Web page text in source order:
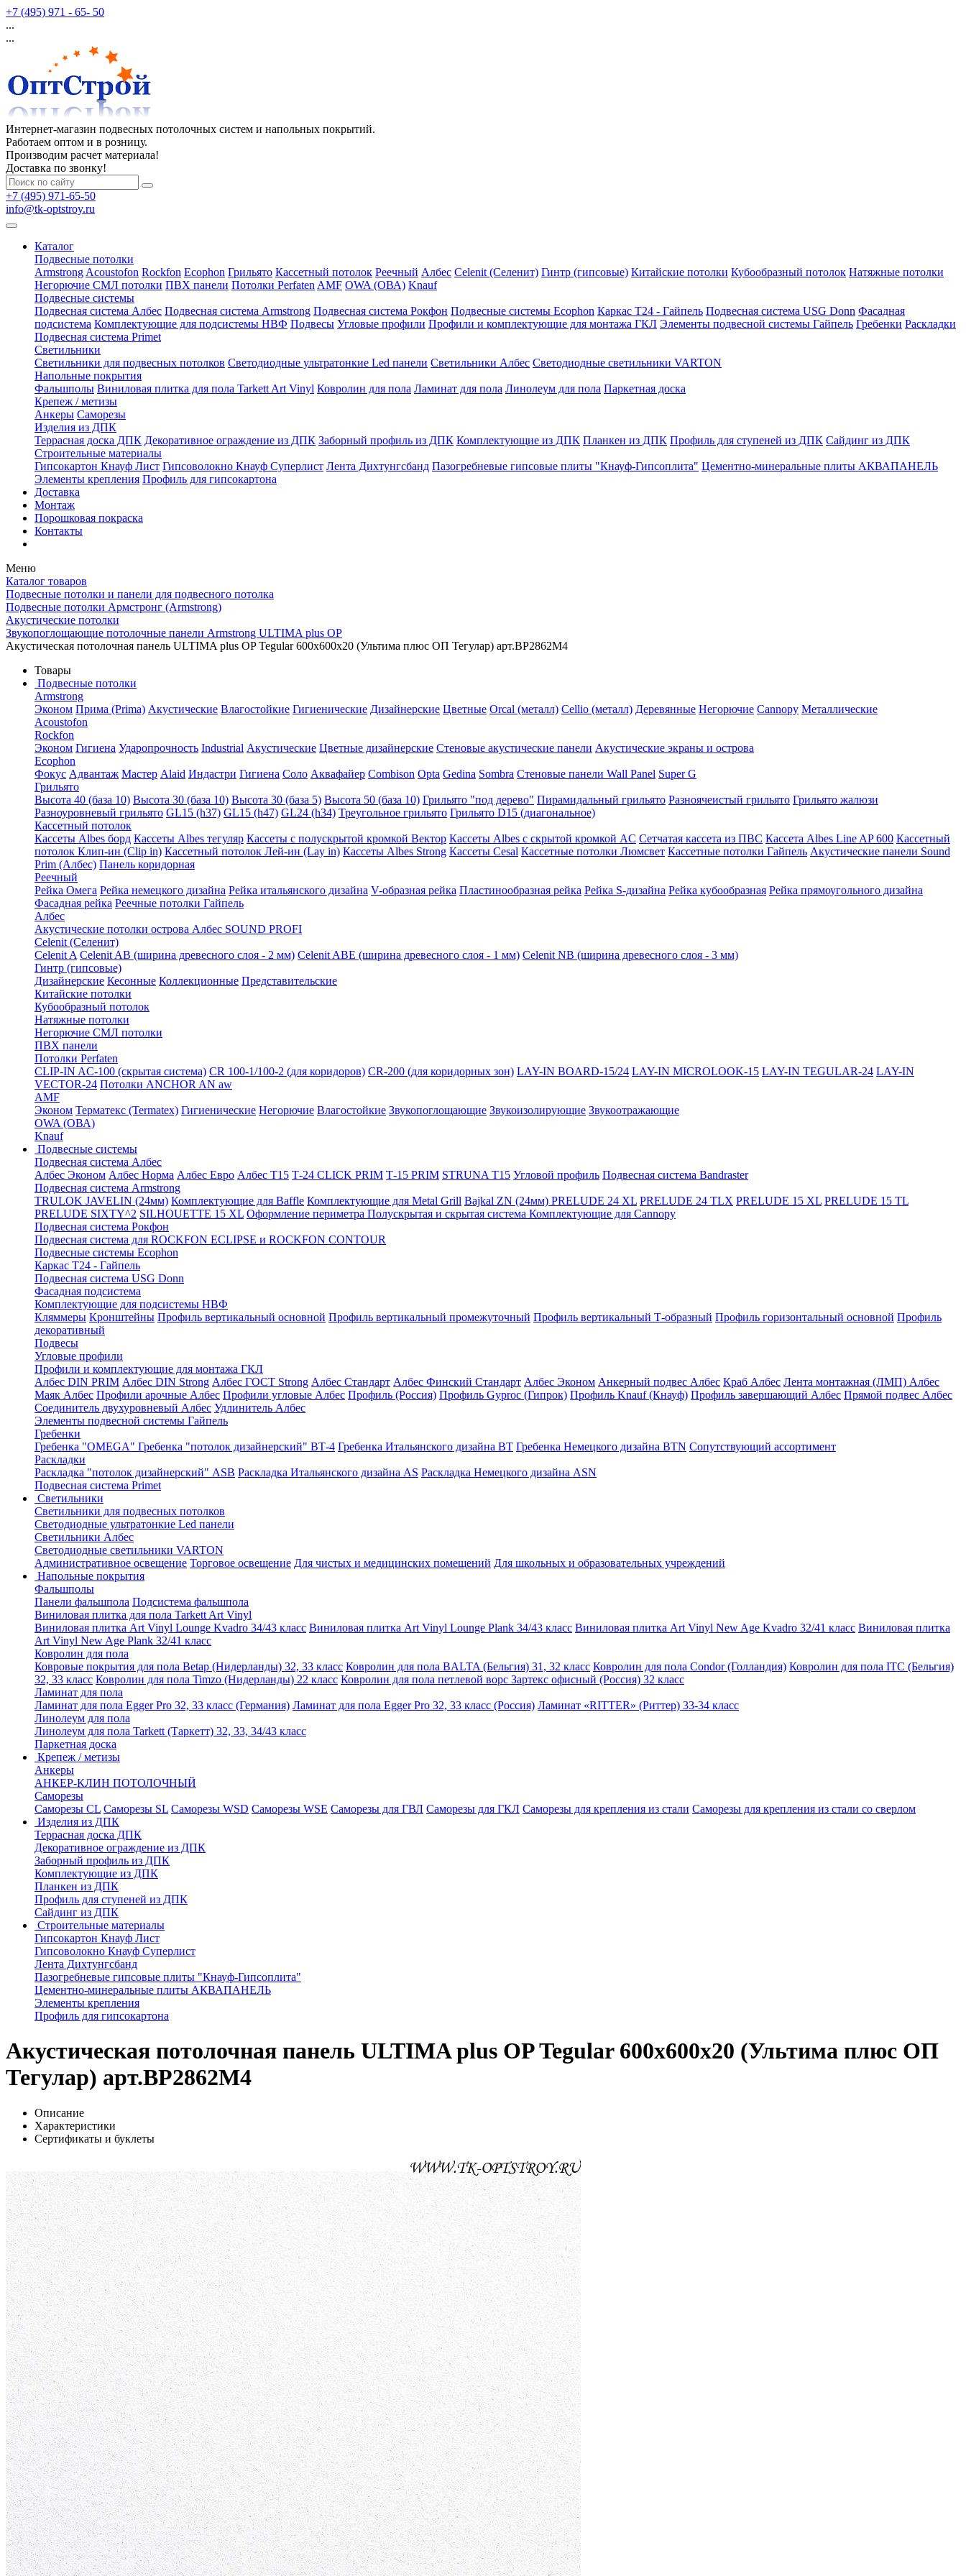
+7 (495) 971 - 65- 50
...
...
Интернет-магазин подвесных потолочных систем и напольных покрытий.
Работаем оптом и в розницу.
Производим расчет материала!
Доставка по звонку!
+7 (495) 971-65-50
info@tk-optstroy.ru
Каталог
Подвесные потолки
Armstrong Acoustofon Rockfon Ecophon Грильято Кассетный потолок Реечный Албес Celenit (Селенит) Гинтр (гипсовые) Китайские потолки Кубообразный потолок Натяжные потолки
Негорючие СМЛ потолки ПВХ панели Потолки Perfaten AMF OWA (ОВА) Knauf
Подвесные системы
Подвесная система Албес Подвесная система Armstrong Подвесная система Рокфон Подвесные системы Ecophon Каркас Т24 - Гайпель Подвесная система USG Donn Фасадная
подсистема Комплектующие для подсистемы НВФ Подвесы Угловые профили Профили и комплектующие для монтажа ГКЛ Элементы подвесной системы Гайпель Гребенки Раскладки
Подвесная система Primet
Светильники
Светильники для подвесных потолков Светодиодные ультратонкие Led панели Светильники Албес Светодиодные светильники VARTON
Напольные покрытия
Фальшполы Виниловая плитка для пола Tarkett Art Vinyl Ковролин для пола Ламинат для пола Линолеум для пола Паркетная доска
Крепеж / метизы
Анкеры Саморезы
Изделия из ДПК
Террасная доска ДПК Декоративное ограждение из ДПК Заборный профиль из ДПК Комплектующие из ДПК Планкен из ДПК Профиль для ступеней из ДПК Сайдинг из ДПК
Строительные материалы
Гипсокартон Кнауф Лист Гипсоволокно Кнауф Суперлист Лента Дихтунгсбанд Пазогребневые гипсовые плиты "Кнауф-Гипсоплита" Цементно-минеральные плиты АКВАПАНЕЛЬ
Элементы крепления Профиль для гипсокартона
Доставка
Монтаж
Порошковая покраска
Контакты
Меню
Каталог товаров
Подвесные потолки и панели для подвесного потолка
Подвесные потолки Армстронг (Armstrong)
Акустические потолки
Звукопоглощающие потолочные панели Armstrong ULTIMA plus OP
Акустическая потолочная панель ULTIMA plus OP Tegular 600x600x20 (Ультима плюс ОП Тегулар) арт.BP2862M4
Товары
Подвесные потолки
Armstrong
Эконом Прима (Prima) Акустические Влагостойкие Гигиенические Дизайнерские Цветные Orcal (металл) Cellio (металл) Деревянные Негорючие Cannopy Металлические
Acoustofon
Rockfon
Эконом Гигиена Ударопрочность Industrial Акустические Цветные дизайнерские Стеновые акустические панели Акустические экраны и острова
Ecophon
Фокус Адвантаж Мастер Alaid Индастри Гигиена Соло Аквафайер Combison Opta Gedina Sombra Стеновые панели Wall Panel Super G
Грильято
Высота 40 (база 10) Высота 30 (база 10) Высота 30 (база 5) Высота 50 (база 10) Грильято "под дерево" Пирамидальный грильято Разноячеистый грильято Грильято жалюзи
Разноуровневый грильято GL15 (h37) GL15 (h47) GL24 (h34) Треугольное грильято Грильято D15 (диагональное)
Кассетный потолок
Кассеты Albes борд Кассеты Albes тегуляр Кассеты с полускрытой кромкой Вектор Кассеты Albes с скрытой кромкой AC Сетчатая кассета из ПВС Кассета Albes Line AP 600 Кассетный
потолок Клип-ин (Clip in) Кассетный потолок Лей-ин (Lay in) Кассеты Albes Strong Кассеты Cesal Кассетные потолки Люмсвет Кассетные потолки Гайпель Акустические панели Sound
Prim (Албес) Панель коридорная
Реечный
Рейка Омега Рейка немецкого дизайна Рейка итальянского дизайна V-образная рейка Пластинообразная рейка Рейка S-дизайна Рейка кубообразная Рейка прямоугольного дизайна
Фасадная рейка Реечные потолки Гайпель
Албес
Акустические потолки острова Албес SOUND PROFI
Celenit (Селенит)
Celenit A Celenit AB (ширина древесного слоя - 2 мм) Celenit ABE (ширина древесного слоя - 1 мм) Celenit NB (ширина древесного слоя - 3 мм)
Гинтр (гипсовые)
Дизайнерские Кесонные Коллекционные Представительские
Китайские потолки
Кубообразный потолок
Натяжные потолки
Негорючие СМЛ потолки
ПВХ панели
Потолки Perfaten
CLIP-IN AC-100 (скрытая система) CR 100-1/100-2 (для коридоров) CR-200 (для коридорных зон) LAY-IN BOARD-15/24 LAY-IN MICROLOOK-15 LAY-IN TEGULAR-24 LAY-IN
VECTOR-24 Потолки ANCHOR AN aw
AMF
Эконом Терматекс (Termatex) Гигиенические Негорючие Влагостойкие Звукопоглощающие Звукоизолирующие Звукоотражающие
OWA (ОВА)
Knauf
Подвесные системы
Подвесная система Албес
Албес Эконом Албес Норма Албес Евро Албес T15 Т-24 CLICK PRIM Т-15 PRIM STRUNA Т15 Угловой профиль Подвесная система Bandraster
Подвесная система Armstrong
TRULOK JAVELIN (24мм) Комплектующие для Baffle Комплектующие для Metal Grill Bajkal ZN (24мм) PRELUDE 24 XL PRELUDE 24 TLX PRELUDE 15 XL PRELUDE 15 TL
PRELUDE SIXTY^2 SILHOUETTE 15 XL Оформление периметра Полускрытая и скрытая система Комплектующие для Cannopy
Подвесная система Рокфон
Подвесная система для ROCKFON ECLIPSE и ROCKFON CONTOUR
Подвесные системы Ecophon
Каркас Т24 - Гайпель
Подвесная система USG Donn
Фасадная подсистема
Комплектующие для подсистемы НВФ
Кляммеры Кронштейны Профиль вертикальный основной Профиль вертикальный промежуточный Профиль вертикальный Т-образный Профиль горизонтальный основной Профиль
декоративный
Подвесы
Угловые профили
Профили и комплектующие для монтажа ГКЛ
Албес DIN PRIM Албес DIN Strong Албес ГОСТ Strong Албес Стандарт Албес Финский Стандарт Албес Эконом Анкерный подвес Албес Краб Албес Лента монтажная (ЛМП) Албес
Маяк Албес Профили арочные Албес Профили угловые Албес Профиль (Россия) Профиль Gyproc (Гипрок) Профиль Knauf (Кнауф) Профиль завершающий Албес Прямой подвес Албес
Соединитель двухуровневый Албес Удлинитель Албес
Элементы подвесной системы Гайпель
Гребенки
Гребенка "OMEGA" Гребенка "потолок дизайнерский" ВТ-4 Гребенка Итальянского дизайна BT Гребенка Немецкого дизайна ВТN Сопутствующий ассортимент
Раскладки
Раскладка "потолок дизайнерский" ASB Раскладка Итальянского дизайна AS Раскладка Немецкого дизайна АSN
Подвесная система Primet
Светильники
Светильники для подвесных потолков
Светодиодные ультратонкие Led панели
Светильники Албес
Светодиодные светильники VARTON
Административное освещение Торговое освещение Для чистых и медицинских помещений Для школьных и образовательных учреждений
Напольные покрытия
Фальшполы
Панели фальшпола Подсистема фальшпола
Виниловая плитка для пола Tarkett Art Vinyl
Виниловая плитка Art Vinyl Lounge Kvadro 34/43 класс Виниловая плитка Art Vinyl Lounge Plank 34/43 класс Виниловая плитка Art Vinyl New Age Kvadro 32/41 класс Виниловая плитка
Art Vinyl New Age Plank 32/41 класс
Ковролин для пола
Ковровые покрытия для пола Betap (Нидерланды) 32, 33 класс Ковролин для пола BALTA (Бельгия) 31, 32 класс Ковролин для пола Condor (Голландия) Ковролин для пола ITC (Бельгия)
32, 33 класс Ковролин для пола Timzo (Нидерланды) 22 класс Ковролин для пола петлевой ворс Зартекс офисный (Россия) 32 класс
Ламинат для пола
Ламинат для пола Egger Pro 32, 33 класс (Германия) Ламинат для пола Egger Pro 32, 33 класс (Россия) Ламинат «RITTER» (Риттер) 33-34 класс
Линолеум для пола
Линолеум для пола Tarkett (Таркетт) 32, 33, 34/43 класс
Паркетная доска
Крепеж / метизы
Анкеры
АНКЕР-КЛИН ПОТОЛОЧНЫЙ
Саморезы
Саморезы CL Саморезы SL Саморезы WSD Саморезы WSE Саморезы для ГВЛ Саморезы для ГКЛ Саморезы для крепления из стали Саморезы для крепления из стали со сверлом
Изделия из ДПК
Террасная доска ДПК
Декоративное ограждение из ДПК
Заборный профиль из ДПК
Комплектующие из ДПК
Планкен из ДПК
Профиль для ступеней из ДПК
Сайдинг из ДПК
Строительные материалы
Гипсокартон Кнауф Лист
Гипсоволокно Кнауф Суперлист
Лента Дихтунгсбанд
Пазогребневые гипсовые плиты "Кнауф-Гипсоплита"
Цементно-минеральные плиты АКВАПАНЕЛЬ
Элементы крепления
Профиль для гипсокартона
Акустическая потолочная панель ULTIMA plus OP Tegular 600x600x20 (Ультима плюс ОП
Тегулар) арт.BP2862M4
Описание
Характеристики
Сертификаты и буклеты